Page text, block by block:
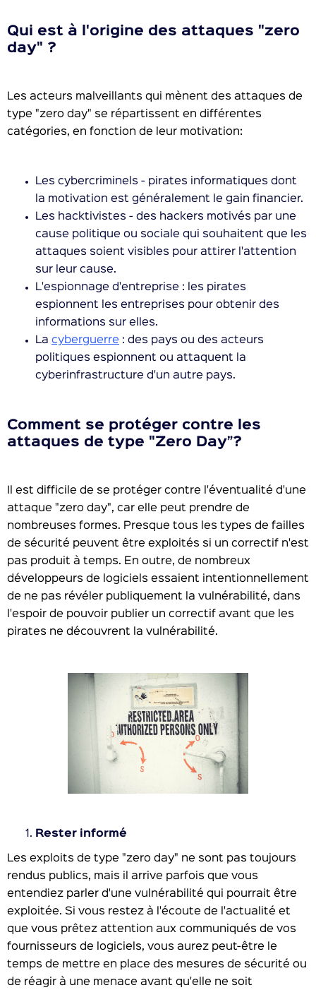
Qui est à l'origine des attaques "zero
day" ?
Les acteurs malveillants qui mènent des attaques de
type "zero day" se répartissent en différentes
catégories, en fonction de leur motivation:
Les cybercriminels - pirates informatiques dont
la motivation est généralement le gain financier.
Les hacktivistes - des hackers motivés par une
cause politique ou sociale qui souhaitent que les
attaques soient visibles pour attirer l'attention
sur leur cause.
L'espionnage d'entreprise : les pirates
espionnent les entreprises pour obtenir des
informations sur elles.
La cyberguerre : des pays ou des acteurs
politiques espionnent ou attaquent la
cyberinfrastructure d'un autre pays.
Comment se protéger contre les
attaques de type "Zero Day”?
Il est difficile de se protéger contre l'éventualité d'une
attaque "zero day", car elle peut prendre de
nombreuses formes. Presque tous les types de failles
de sécurité peuvent être exploités si un correctif n'est
pas produit à temps. En outre, de nombreux
développeurs de logiciels essaient intentionnellement
de ne pas révéler publiquement la vulnérabilité, dans
l'espoir de pouvoir publier un correctif avant que les
pirates ne découvrent la vulnérabilité.
Rester informé
Les exploits de type "zero day" ne sont pas toujours
rendus publics, mais il arrive parfois que vous
entendiez parler d'une vulnérabilité qui pourrait être
exploitée. Si vous restez à l'écoute de l'actualité et
que vous prêtez attention aux communiqués de vos
fournisseurs de logiciels, vous aurez peut-être le
temps de mettre en place des mesures de sécurité ou
de réagir à une menace avant qu'elle ne soit